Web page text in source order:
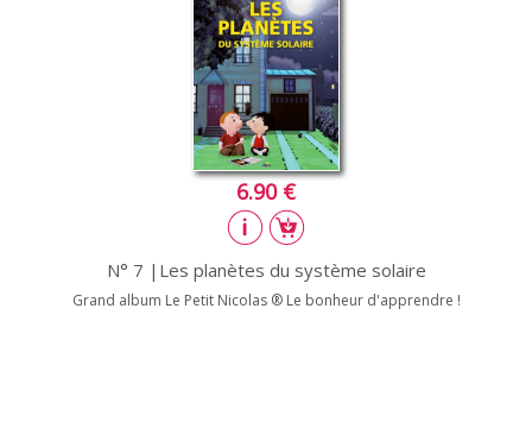
6.90 €
N° 7 |Les planètes du système solaire
Grand album Le Petit Nicolas ® Le bonheur d'apprendre !